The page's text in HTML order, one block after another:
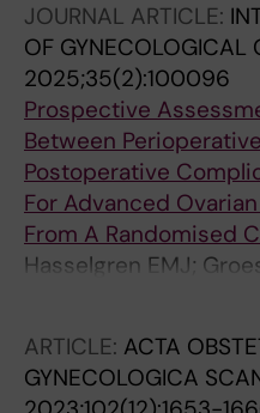
JOURNAL ARTICLE:
OF GYNECOLOGICAL
2025;35(2):100096
Prospective
Between
Postoperative
For Advanced
From A Randomised
Hasselgren EMJ;
Bjorne H; Zach D;
ARTICLE: ACTA
GYNECOLOGICA